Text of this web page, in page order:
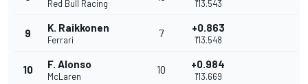
Red Bull Racing 1'13.543
9 K. Raikkonen
Ferrari
7 +0.863
1'13.548
10 F. Alonso
McLaren
10 +0.984
1'13.669